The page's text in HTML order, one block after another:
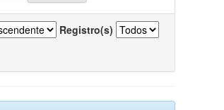
Registro(s)